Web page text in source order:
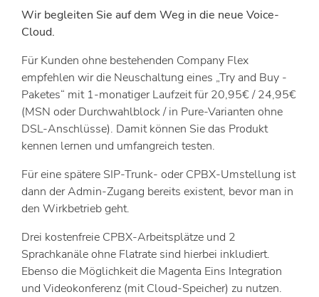
Wir begleiten Sie auf dem Weg in die neue Voice-
Cloud.
Für Kunden ohne bestehenden Company Flex
empfehlen wir die Neuschaltung eines „Try and Buy -
Paketes“ mit 1-monatiger Laufzeit für 20,95€ / 24,95€
(MSN oder Durchwahlblock / in Pure-Varianten ohne
DSL-Anschlüsse). Damit können Sie das Produkt
kennen lernen und umfangreich testen.
Für eine spätere SIP-Trunk- oder CPBX-Umstellung ist
dann der Admin-Zugang bereits existent, bevor man in
den Wirkbetrieb geht.
Drei kostenfreie CPBX-Arbeitsplätze und 2
Sprachkanäle ohne Flatrate sind hierbei inkludiert.
Ebenso die Möglichkeit die Magenta Eins Integration
und Videokonferenz (mit Cloud-Speicher) zu nutzen.